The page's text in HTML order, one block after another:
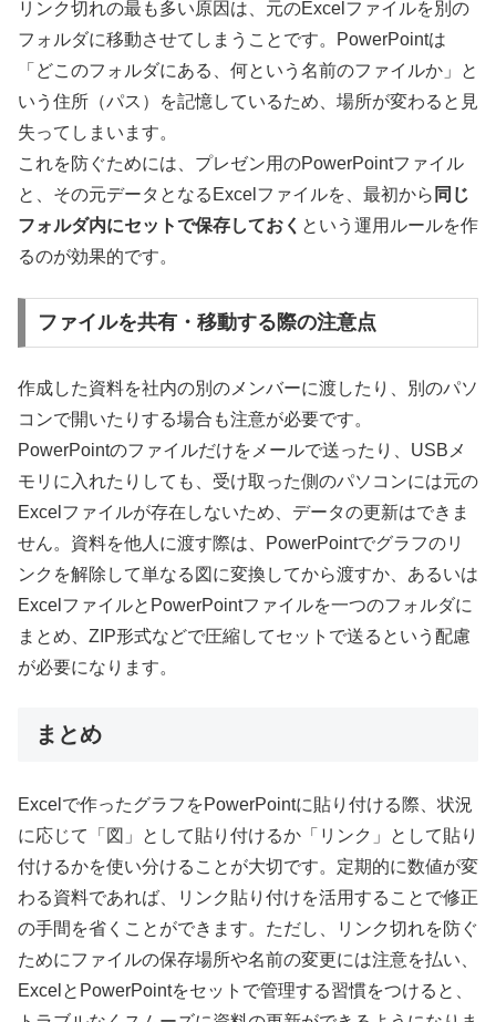
リンク切れの最も多い原因は、元のExcelファイルを別の
フォルダに移動させてしまうことです。PowerPointは
「どこのフォルダにある、何という名前のファイルか」と
いう住所（パス）を記憶しているため、場所が変わると見
失ってしまいます。
これを防ぐためには、プレゼン用のPowerPointファイル
と、その元データとなるExcelファイルを、最初から 同じ
フォルダ内にセットで保存しておく という運用ルールを作
るのが効果的です。
ファイルを共有・移動する際の注意点
作成した資料を社内の別のメンバーに渡したり、別のパソ
コンで開いたりする場合も注意が必要です。
PowerPointのファイルだけをメールで送ったり、USBメ
モリに入れたりしても、受け取った側のパソコンには元の
Excelファイルが存在しないため、データの更新はできま
せん。資料を他人に渡す際は、PowerPointでグラフのリ
ンクを解除して単なる図に変換してから渡すか、あるいは
ExcelファイルとPowerPointファイルを一つのフォルダに
まとめ、ZIP形式などで圧縮してセットで送るという配慮
が必要になります。
まとめ
Excelで作ったグラフをPowerPointに貼り付ける際、状況
に応じて「図」として貼り付けるか「リンク」として貼り
付けるかを使い分けることが大切です。定期的に数値が変
わる資料であれば、リンク貼り付けを活用することで修正
の手間を省くことができます。ただし、リンク切れを防ぐ
ためにファイルの保存場所や名前の変更には注意を払い、
ExcelとPowerPointをセットで管理する習慣をつけると、